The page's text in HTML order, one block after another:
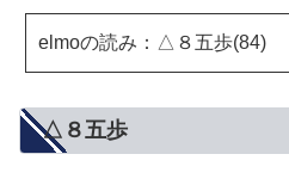
elmoの読み：△８五歩(84)
△８五歩